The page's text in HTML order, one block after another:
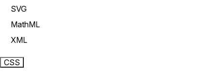
SVG
MathML
XML
CSS